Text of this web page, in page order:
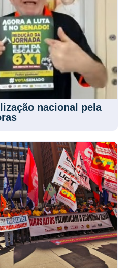
nacional pela